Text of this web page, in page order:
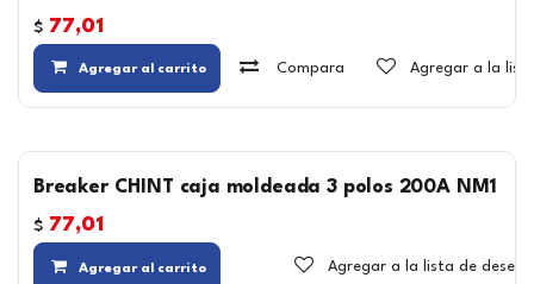
$ 77,01
Agregar al carrito Compara Agregar a la
Breaker CHINT caja moldeada 3 polos 200A NM1
$ 77,01
Agregar al carrito Agregar a la lista de deseos